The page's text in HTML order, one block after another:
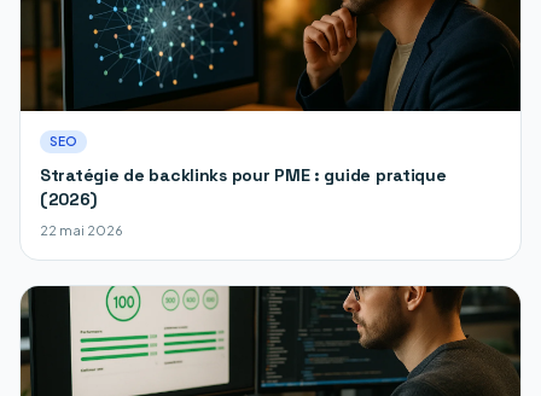
SEO
Stratégie de backlinks pour PME : guide pratique
(2026)
22 mai 2026